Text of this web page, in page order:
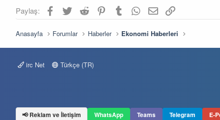
Paylaş: Facebook
TwitterReddit PinterestTumblrWhatsApp
E-postaLink
Anasayfa Forumlar Haberler Ekonomi Haberleri
irc Net Türkçe (TR)
📢 Reklam ve İletişim WhatsApp Teams Telegram E-